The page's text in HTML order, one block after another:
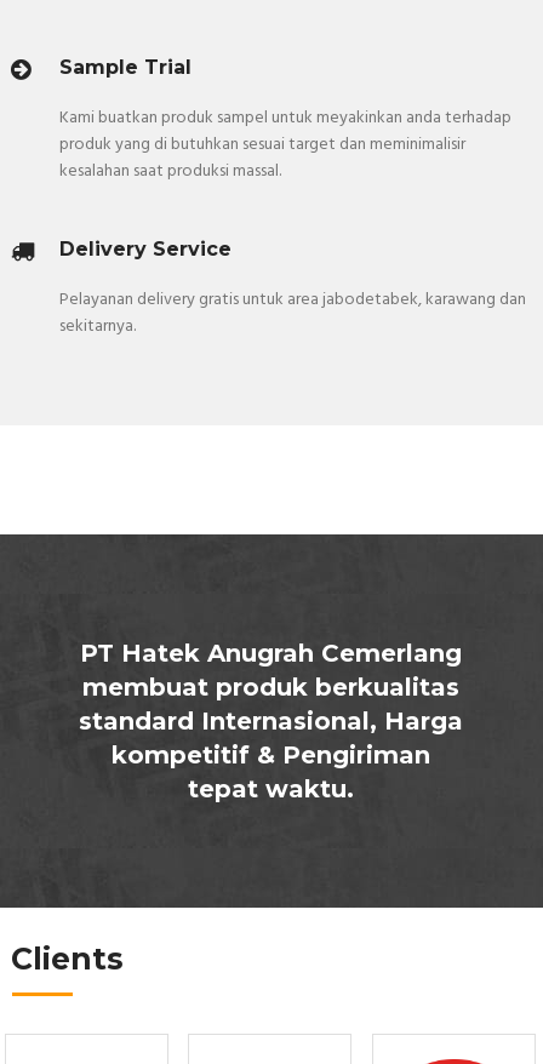
Sample Trial
Kami buatkan produk sampel untuk meyakinkan anda terhadap
produk yang di butuhkan sesuai target dan meminimalisir
kesalahan saat produksi massal.
Delivery Service
Pelayanan delivery gratis untuk area jabodetabek, karawang dan
sekitarnya.
PT Hatek Anugrah Cemerlang
membuat produk berkualitas
standard Internasional, Harga
kompetitif & Pengiriman
tepat waktu.
Clients